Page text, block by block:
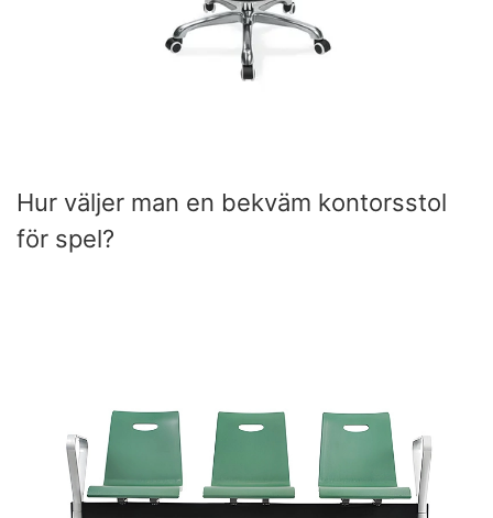
Hur väljer man en bekväm kontorsstol
för spel?